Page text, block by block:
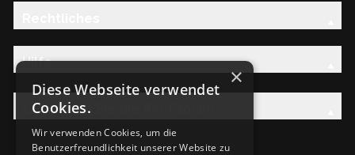
Hilfe
Entdecken Sie die AW-Familie
×
Diese Webseite verwendet
Cookies.
Wir verwenden Cookies, um die
Benutzerfreundlichkeit unserer Website zu